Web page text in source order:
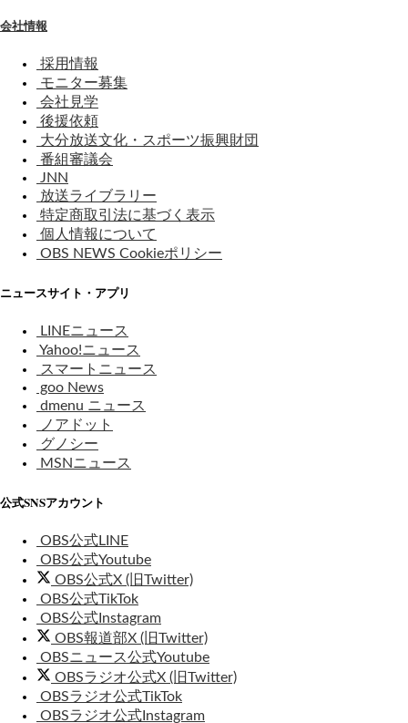
会社情報
採用情報
モニター募集
会社見学
後援依頼
大分放送文化・スポーツ振興財団
番組審議会
JNN
放送ライブラリー
特定商取引法に基づく表示
個人情報について
OBS NEWS Cookieポリシー
ニュースサイト・アプリ
LINEニュース
Yahoo!ニュース
スマートニュース
goo News
dmenu ニュース
ノアドット
グノシー
MSNニュース
公式SNSアカウント
OBS公式LINE
OBS公式Youtube
OBS公式X (旧Twitter)
OBS公式TikTok
OBS公式Instagram
OBS報道部X (旧Twitter)
OBSニュース公式Youtube
OBSラジオ公式X (旧Twitter)
OBSラジオ公式TikTok
OBSラジオ公式Instagram